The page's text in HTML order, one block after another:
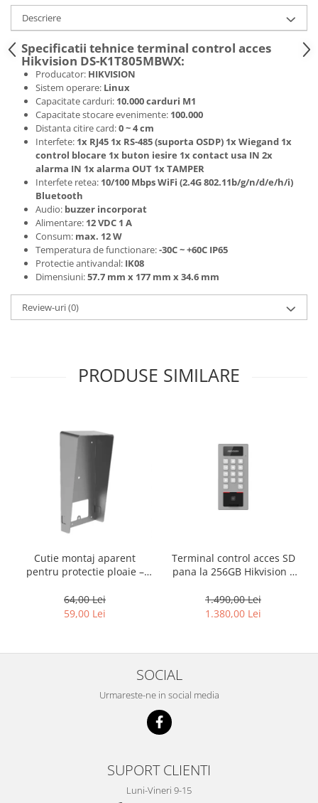
Descriere
Specificatii tehnice terminal control acces
Hikvision DS-K1T805MBWX:
Producator: HIKVISION
Sistem operare: Linux
Capacitate carduri: 10.000 carduri M1
Capacitate stocare evenimente: 100.000
Distanta citire card:0 ~ 4 cm
Interfete: 1x RJ45 1x RS-485 (suporta OSDP) 1x Wiegand 1x
control blocare 1x buton iesire 1x contact usa IN 2x
alarma IN 1x alarma OUT 1x TAMPER
Interfete retea: 10/100 Mbps WiFi (2.4G 802.11b/g/n/d/e/h/i)
Bluetooth
Audio: buzzer incorporat
Alimentare: 12 VDC 1 A
Consum: max. 12 W
Temperatura de functionare:-30C ~ +60C IP65
Protectie antivandal: IK08
Dimensiuni:57.7 mm x 177 mm x 34.6 mm
Review-uri(0)
PRODUSE SIMILARE
Cutie montaj aparent
pentru protectie ploaie –
64,00 Lei
59,00 Lei
Terminal control acces SD
pana la 256GB Hikvision –
amprenta + pin
1.490,00 Lei
1.380,00 Lei
SOCIAL
Urmareste-ne in social media
SUPORT CLIENTI
Luni-Vineri 9-15